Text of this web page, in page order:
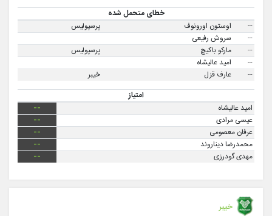
خطای متحمل شده
--
اوستون اورونوف
پرسپولیس
--
سروش رفیعی
--
مارکو باکیچ
پرسپولیس
--
امید عالیشاه
--
عارف قزل
خیبر
امتیاز
امید عالیشاه
--
عیسی مرادی
--
عرفان معصومی
--
محمدرضا دیناروند
--
مهدی گودرزی
--
خیبر